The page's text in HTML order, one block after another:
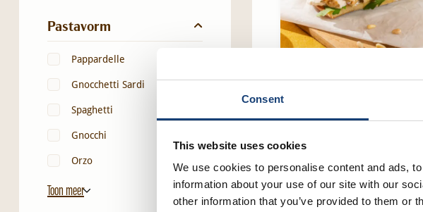
Consent
This website uses cookies
We use cookies to personalise content and ads,
information about your use of our site with our
other information that you’ve provided to them or
Pastavorm
Pappardelle
Gnocchetti Sardi
Spaghetti
Gnocchi
Orzo
Toon meer
20 mins Eiwitrijk